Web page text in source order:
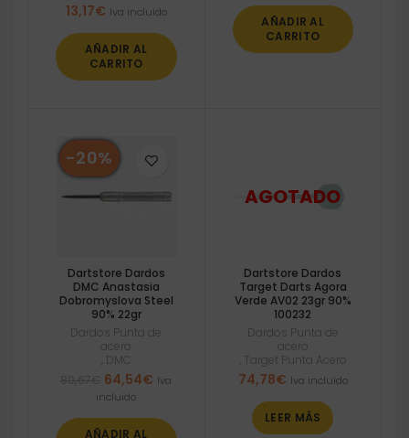
13,17€ Iva incluido
AÑADIR AL
CARRITO
AÑADIR AL
CARRITO
-20%
Dartstore Dardos
DMC Anastasia
Dobromyslova Steel
90% 22gr
Dardos Punta de
acero
DMC
El
precio
era:
64,54€ El
es:
Iva
incluido
AÑADIR AL
Dartstore Dardos
Target Darts Agora
Verde AV02 23gr 90%
100232
Dardos Punta de
acero
Target Punta Acero
74,78€ Iva incluido
LEER MÁS